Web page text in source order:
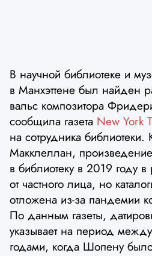
В научной библиотеке и
в Манхэттене был найден
вальс композитора
сообщила газета New York
на сотрудника библиотеки.
Макклеллан,
в библиотеку в 2019 году
от частного лица, но
отложена из-за пандемии
По данным газеты,
указывает на период
годами, когда Шопену